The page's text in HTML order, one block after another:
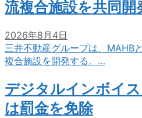
流複合施設を共同開
2026年8月4日
三井不動産グループは、MAHB
複合施設を開発する。…
デジタルインボイ
は罰金を免除